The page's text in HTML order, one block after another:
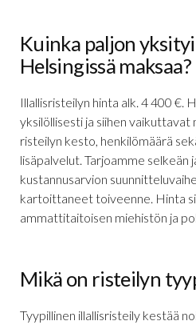
Kuinka paljon
Helsingissä maksaa?
Illallisristeilyn hinta alk. 4 400 €.
yksilöllisesti ja siihen vaikuttavat
risteilyn kesto, henkilömäärä
lisäpalvelut. Tarjoamme selkeän
kustannusarvion
kartoittaneet toiveenne. Hinta
ammattitaitoisen miehistön ja
Mikä on risteilyn
Tyypillinen illallisristeily kestää